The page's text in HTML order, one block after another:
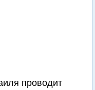
проводит